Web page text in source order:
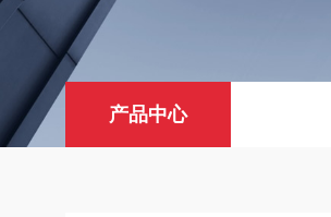
产品中心